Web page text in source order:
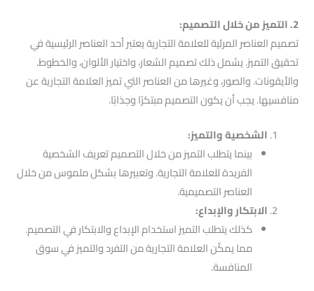
2. التميز من خلال التصميم:
تصميم العناصر المرئية للعلامة التجارية يعتبر أحد العناصر الرئيسية في
تحقيق التميز. يشمل ذلك تصميم الشعار، واختيار الألوان، والخطوط.
والأيقونات. والصور، وغيرها من العناصر التي تميز العلامة التجارية عن
منافسيها. يجب أن يكون التصميم مبتكرًا وجذابًا.
الشخصية والتميز:
بينما يتطلب التميز من خلال التصميم تعريف الشخصية
الفريدة للعلامة التجارية. وتعبيرها بشكل ملموس من خلال
العناصر التصميمية.
الابتكار والإبداع:
كذلك يتطلب التميز استخدام الإبداع والابتكار في التصميم.
مما يمكّن العلامة التجارية من التفرد والتميز في سوق
المنافسة.